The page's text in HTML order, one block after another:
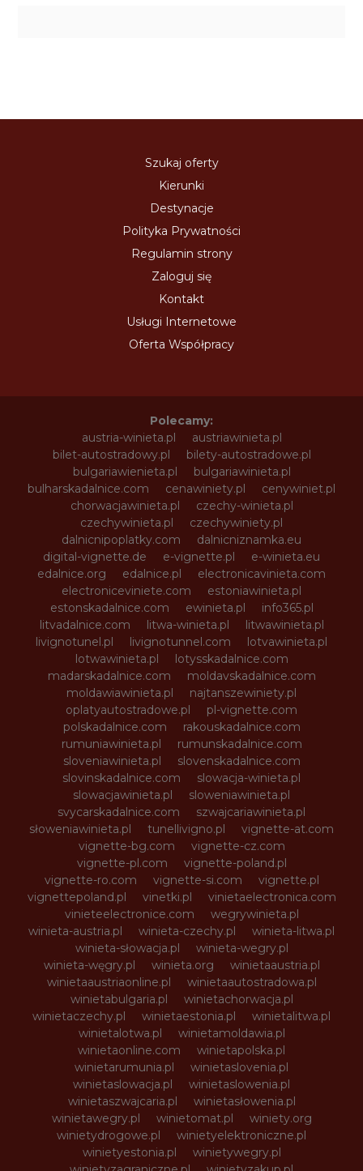
Szukaj oferty
Kierunki
Destynacje
Polityka Prywatności
Regulamin strony
Zaloguj się
Kontakt
Usługi Internetowe
Oferta Współpracy
Polecamy:
austria-winieta.pl
austriawinieta.pl
bilet-autostradowy.pl
bilety-autostradowe.pl
bulgariawienieta.pl
bulgariawinieta.pl
bulharskadalnice.com
cenawiniety.pl
cenywiniet.pl
chorwacjawinieta.pl
czechy-winieta.pl
czechywinieta.pl
czechywiniety.pl
dalnicnipoplatky.com
dalnicniznamka.eu
digital-vignette.de
e-vignette.pl
e-winieta.eu
edalnice.org
edalnice.pl
electronicavinieta.com
electroniceviniete.com
estoniawinieta.pl
estonskadalnice.com
ewinieta.pl
info365.pl
litvadalnice.com
litwa-winieta.pl
litwawinieta.pl
livignotunel.pl
livignotunnel.com
lotvawinieta.pl
lotwawinieta.pl
lotysskadalnice.com
madarskadalnice.com
moldavskadalnice.com
moldawiawinieta.pl
najtanszewiniety.pl
oplatyautostradowe.pl
pl-vignette.com
polskadalnice.com
rakouskadalnice.com
rumuniawinieta.pl
rumunskadalnice.com
sloveniawinieta.pl
slovenskadalnice.com
slovinskadalnice.com
slowacja-winieta.pl
slowacjawinieta.pl
sloweniawinieta.pl
svycarskadalnice.com
szwajcariawinieta.pl
słoweniawinieta.pl
tunellivigno.pl
vignette-at.com
vignette-bg.com
vignette-cz.com
vignette-pl.com
vignette-poland.pl
vignette-ro.com
vignette-si.com
vignette.pl
vignettepoland.pl
vinetki.pl
vinietaelectronica.com
vinieteelectronice.com
wegrywinieta.pl
winieta-austria.pl
winieta-czechy.pl
winieta-litwa.pl
winieta-słowacja.pl
winieta-wegry.pl
winieta-węgry.pl
winieta.org
winietaaustria.pl
winietaaustriaonline.pl
winietaautostradowa.pl
winietabulgaria.pl
winietachorwacja.pl
winietaczechy.pl
winietaestonia.pl
winietalitwa.pl
winietalotwa.pl
winietamoldawia.pl
winietaonline.com
winietapolska.pl
winietarumunia.pl
winietaslovenia.pl
winietaslowacja.pl
winietaslowenia.pl
winietaszwajcaria.pl
winietasłowenia.pl
winietawegry.pl
winietomat.pl
winiety.org
winietydrogowe.pl
winietyelektroniczne.pl
winietyestonia.pl
winietywegry.pl